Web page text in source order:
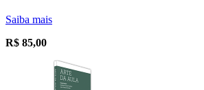
Saiba mais
R$ 85,00